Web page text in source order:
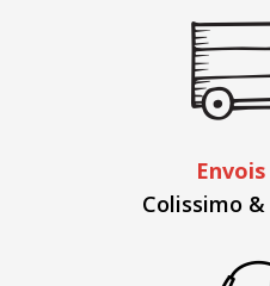
Colissimo